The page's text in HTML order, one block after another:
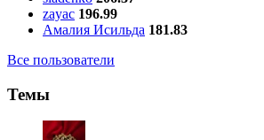
zayac 196.99
Амалия Исильда 181.83
Все пользователи
Темы